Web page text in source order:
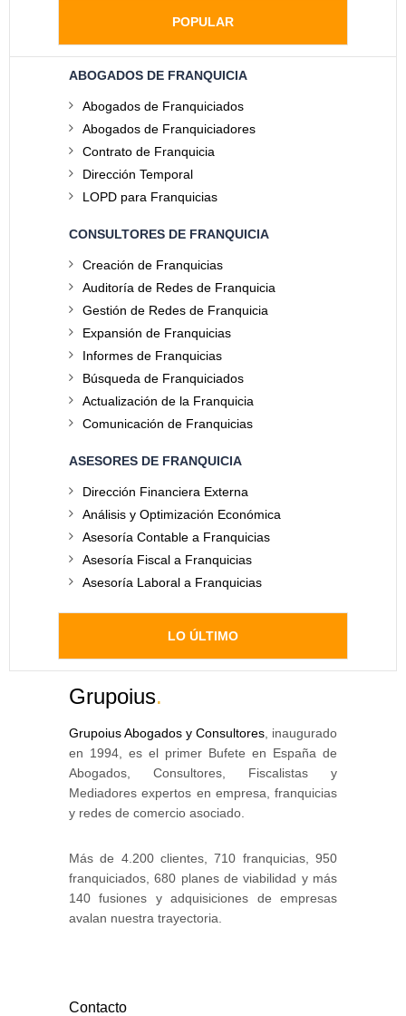
POPULAR
ABOGADOS DE FRANQUICIA
Abogados de Franquiciados
Abogados de Franquiciadores
Contrato de Franquicia
Dirección Temporal
LOPD para Franquicias
CONSULTORES DE FRANQUICIA
Creación de Franquicias
Auditoría de Redes de Franquicia
Gestión de Redes de Franquicia
Expansión de Franquicias
Informes de Franquicias
Búsqueda de Franquiciados
Actualización de la Franquicia
Comunicación de Franquicias
ASESORES DE FRANQUICIA
Dirección Financiera Externa
Análisis y Optimización Económica
Asesoría Contable a Franquicias
Asesoría Fiscal a Franquicias
Asesoría Laboral a Franquicias
LO ÚLTIMO
Grupoius.
Grupoius Abogados y Consultores , inaugurado
en 1994, es el primer Bufete en España de
Abogados, Consultores, Fiscalistas y
Mediadores expertos en empresa, franquicias
y redes de comercio asociado.
Más de 4.200 clientes, 710 franquicias, 950
franquiciados, 680 planes de viabilidad y más
140 fusiones y adquisiciones de empresas
avalan nuestra trayectoria.
Contacto